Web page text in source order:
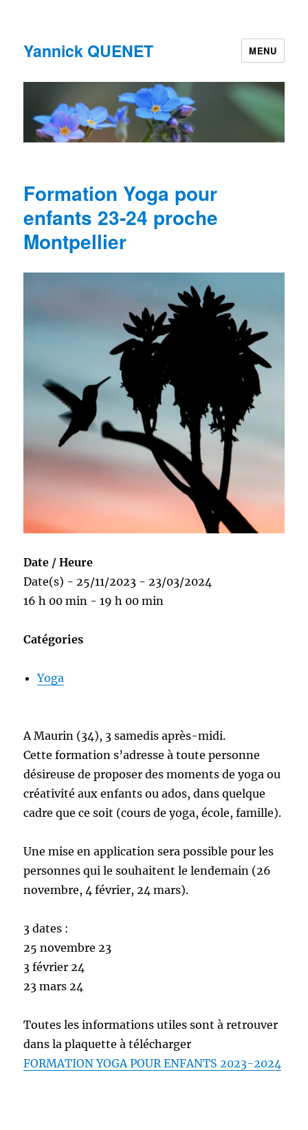
Yannick QUENET MENU
Formation Yoga pour
enfants 23-24 proche
Montpellier
Date / Heure
Date(s) - 25/11/2023 - 23/03/2024
16 h 00 min - 19 h 00 min
Catégories
Yoga
A Maurin (34), 3 samedis après-midi.
Cette formation s’adresse à toute personne
désireuse de proposer des moments de yoga ou
créativité aux enfants ou ados, dans quelque
cadre que ce soit (cours de yoga, école, famille).
Une mise en application sera possible pour les
personnes qui le souhaitent le lendemain (26
novembre, 4 février, 24 mars).
3 dates :
25 novembre 23
3 février 24
23 mars 24
Toutes les informations utiles sont à retrouver
dans la plaquette à télécharger
FORMATION YOGA POUR ENFANTS 2023-2024